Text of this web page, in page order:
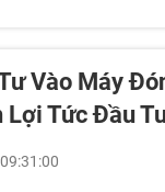
Vào Máy
Lợi Tức Đầu